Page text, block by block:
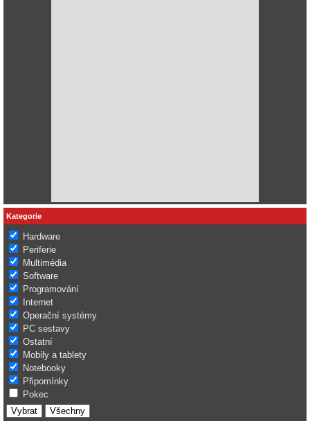
Kategorie
Hardware
Periferie
Multimédia
Software
Programování
Internet
Operační systémy
PC sestavy
Ostatní
Mobily a tablety
Notebooky
Připomínky
Pokec